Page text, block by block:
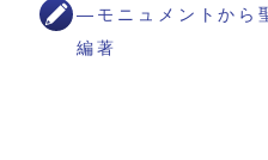
―モニュメントか
編著